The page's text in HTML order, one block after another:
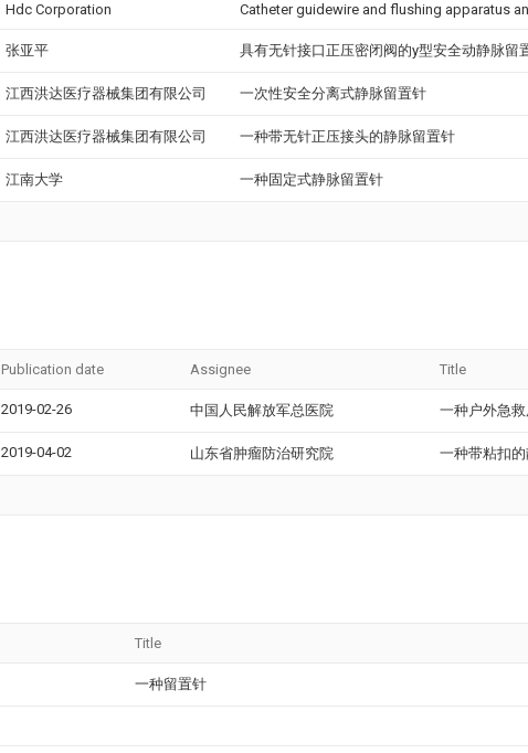
Hdc Corporation Catheter guidewire and flushing apparatus
张亚平 具有无针接口正压密闭阀的y型安全动静脉留
江西洪达医疗器械集团有限公司 一次性安全分离式静脉留置针
江西洪达医疗器械集团有限公司 一种带无针正压接头的静脉留置针
江南大学 一种固定式静脉留置针
Publication date Assignee Title
2019-02-26 中国人民解放军总医院 一种户外急
2019-04-02 山东省肿瘤防治研究院 一种带粘扣
Title
一种留置针